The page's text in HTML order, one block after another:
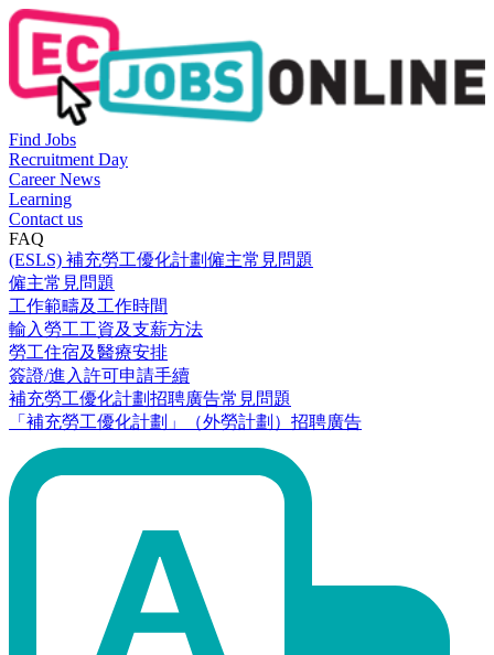
Find Jobs
Recruitment Day
Career News
Learning
Contact us
FAQ
(ESLS) 補充勞工優化計劃僱主常見問題
僱主常見問題
工作範疇及工作時間
輸入勞工工資及支薪方法
勞工住宿及醫療安排
簽證/進入許可申請手續
補充勞工優化計劃招聘廣告常見問題
「補充勞工優化計劃」（外勞計劃）招聘廣告